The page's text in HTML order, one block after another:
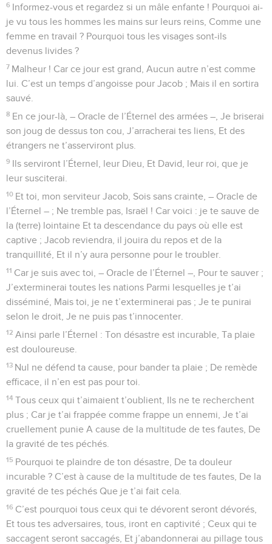
6 Informez-vous et regardez si un mâle enfante ! Pourquoi ai-
je vu tous les hommes les mains sur leurs reins, Comme une
femme en travail ? Pourquoi tous les visages sont-ils
devenus livides ?
7 Malheur ! Car ce jour est grand, Aucun autre n’est comme
lui. C’est un temps d’angoisse pour Jacob ; Mais il en sortira
sauvé.
8 En ce jour-là, – Oracle de l’Éternel des armées –, Je briserai
son joug de dessus ton cou, J’arracherai tes liens, Et des
étrangers ne t’asserviront plus.
9 Ils serviront l’Éternel, leur Dieu, Et David, leur roi, que je
leur susciterai.
10 Et toi, mon serviteur Jacob, Sois sans crainte, – Oracle de
l’Éternel – ; Ne tremble pas, Israël ! Car voici : je te sauve de
la (terre) lointaine Et ta descendance du pays où elle est
captive ; Jacob reviendra, il jouira du repos et de la
tranquillité, Et il n’y aura personne pour le troubler.
11 Car je suis avec toi, – Oracle de l’Éternel –, Pour te sauver ;
J’exterminerai toutes les nations Parmi lesquelles je t’ai
disséminé, Mais toi, je ne t’exterminerai pas ; Je te punirai
selon le droit, Je ne puis pas t’innocenter.
12 Ainsi parle l’Éternel : Ton désastre est incurable, Ta plaie
est douloureuse.
13 Nul ne défend ta cause, pour bander ta plaie ; De remède
efficace, il n’en est pas pour toi.
14 Tous ceux qui t’aimaient t’oublient, Ils ne te recherchent
plus ; Car je t’ai frappée comme frappe un ennemi, Je t’ai
cruellement punie A cause de la multitude de tes fautes, De
la gravité de tes péchés.
15 Pourquoi te plaindre de ton désastre, De ta douleur
incurable ? C’est à cause de la multitude de tes fautes, De la
gravité de tes péchés Que je t’ai fait cela.
16 C’est pourquoi tous ceux qui te dévorent seront dévorés,
Et tous tes adversaires, tous, iront en captivité ; Ceux qui te
saccagent seront saccagés, Et j’abandonnerai au pillage tous